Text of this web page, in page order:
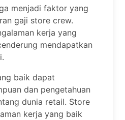
menjadi faktor yang
gaji store crew.
kerja yang
mendapatkan
baik dapat
dan pengetahuan
dunia retail. Store
kerja yang baik